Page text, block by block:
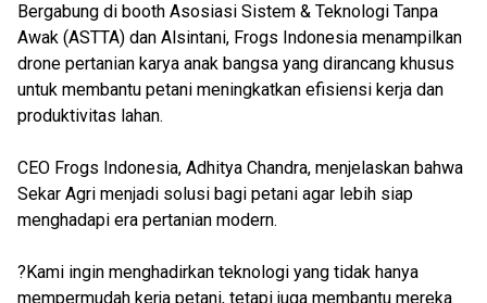
Bergabung di booth Asosiasi Sistem & Teknologi Tanpa
Awak (ASTTA) dan Alsintani, Frogs Indonesia menampilkan
drone pertanian karya anak bangsa yang dirancang khusus
untuk membantu petani meningkatkan efisiensi kerja dan
produktivitas lahan.
CEO Frogs Indonesia, Adhitya Chandra, menjelaskan bahwa
Sekar Agri menjadi solusi bagi petani agar lebih siap
menghadapi era pertanian modern.
?Kami ingin menghadirkan teknologi yang tidak hanya
mempermudah kerja petani, tetapi juga membantu mereka